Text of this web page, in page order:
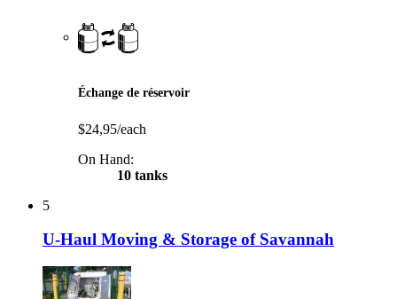
Échange de réservoir
$24,95/each
On Hand:
10 tanks
5
U-Haul Moving & Storage of Savannah